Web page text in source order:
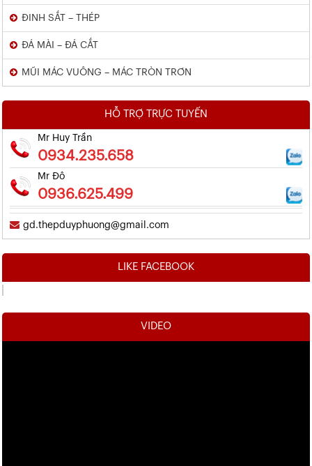
ĐINH SẮT – THÉP
ĐÁ MÀI – ĐÁ CẮT
MŨI MÁC VUÔNG – MÁC TRÒN TRƠN
HỖ TRỢ TRỰC TUYẾN
Mr Huy Trần
0934.235.658
Mr Đô
0936.625.499
gd.thepduyphuong@gmail.com
LIKE FACEBOOK
VIDEO